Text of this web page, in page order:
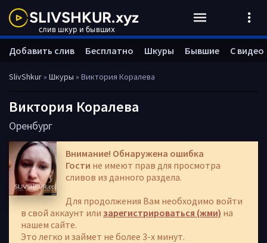
SlivShkur» Шкуры » Виктория Коралева
Виктория Коралева
Оренбург
Внимание! Обнаружена ошибка
Гости не имеют прав для просмотра
сливов из данного раздела.
Для продолжения Вам необходимо войти
в свой аккаунт или зарегистрироваться (жми) на
нашем сайте.
Это легко и займет не более 3-х минут.
Добавить слив Бесплатно Шкуры Бывшие С видео